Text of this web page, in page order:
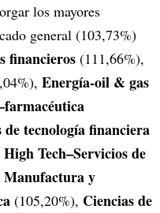
los mayores
general (103,73%)
financieros (111,66%),
Energía-oil & gas
de tecnología financiera
High Tech–Servicios de
Manufactura y
(105,20%), Ciencias de